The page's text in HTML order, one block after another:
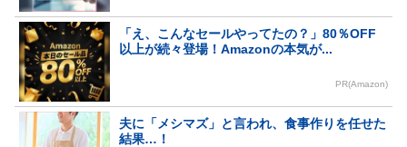
「え、こんなセールやってたの？」80％OFF
以上が続々登場！Amazonの本気が...
PR(Amazon)
夫に「メシマズ」と言われ、食事作りを任せた
結果…！